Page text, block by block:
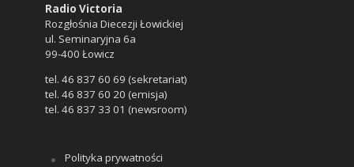
Radio Victoria
Rozgłośnia Diecezji Łowickiej
ul. Seminaryjna 6a
99-400 Łowicz
tel. 46 837 60 69 (sekretariat)
tel. 46 837 60 20 (emisja)
tel. 46 837 33 01 (newsroom)
Polityka prywatności